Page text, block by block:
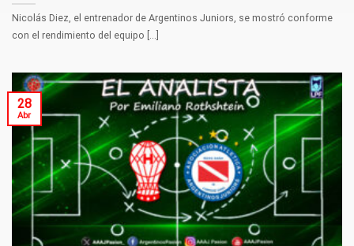
Nicolás Diez, el entrenador de Argentinos Juniors, se mostró conforme
con el rendimiento del equipo [...]
28
Abr